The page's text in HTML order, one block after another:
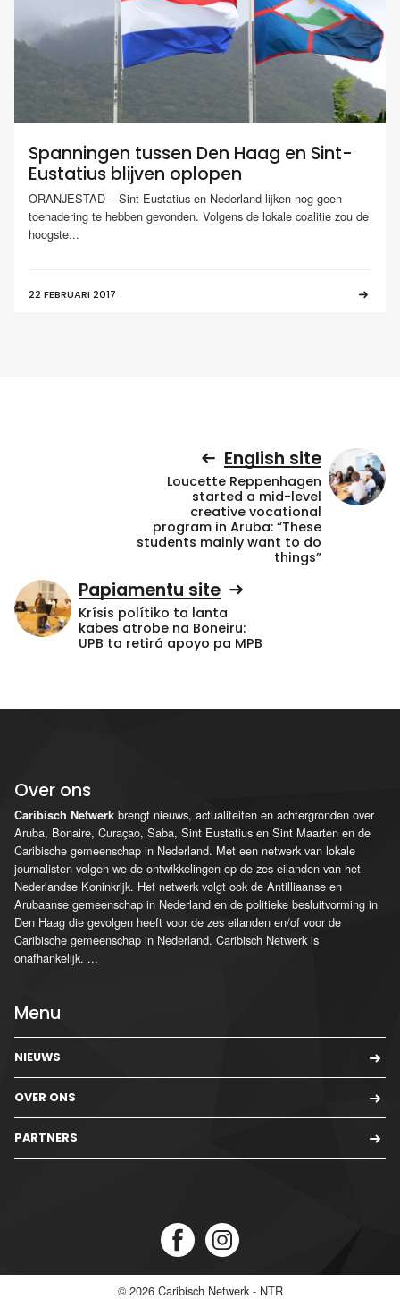
Spanningen tussen Den Haag en Sint-
Eustatius blijven oplopen
ORANJESTAD – Sint-Eustatius en Nederland lijken nog geen
toenadering te hebben gevonden. Volgens de lokale coalitie zou de
hoogste...
22 FEBRUARI 2017
English site
Loucette Reppenhagen
started a mid-level
creative vocational
program in Aruba: “These
students mainly want to do
things”
Papiamentu site
Krísis polítiko ta lanta
kabes atrobe na Boneiru:
UPB ta retirá apoyo pa MPB
Over ons
Caribisch Netwerk brengt nieuws, actualiteiten en achtergronden over
Aruba, Bonaire, Curaçao, Saba, Sint Eustatius en Sint Maarten en de
Caribische gemeenschap in Nederland. Met een netwerk van lokale
journalisten volgen we de ontwikkelingen op de zes eilanden van het
Nederlandse Koninkrijk. Het netwerk volgt ook de Antilliaanse en
Arubaanse gemeenschap in Nederland en de politieke besluitvorming in
Den Haag die gevolgen heeft voor de zes eilanden en/of voor de
Caribische gemeenschap in Nederland. Caribisch Netwerk is
onafhankelijk. ...
Menu
NIEUWS
OVER ONS
PARTNERS
© 2026 Caribisch Netwerk - NTR